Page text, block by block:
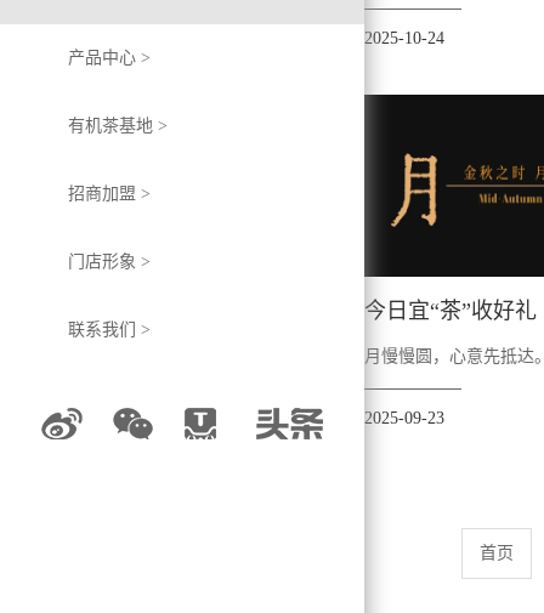
产品中心 >
有机茶基地 >
招商加盟 >
门店形象 >
联系我们 >
2025-10-24
今日宜“茶”收好礼
月慢慢圆，心意先抵达
2025-09-23
首页